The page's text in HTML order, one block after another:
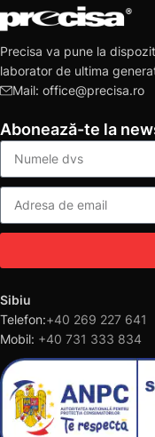
Precisa va pune la
laborator de ultima
Mail: office@precisa.ro
Abonează-te la
Sibiu
Telefon:+40 269 227 641
Mobil: +40 731 333 834